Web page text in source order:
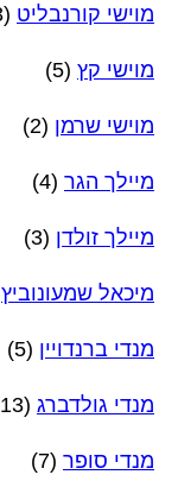
מוישי קורנבליט (3)
מוישי קץ (5)
מוישי שרמן (2)
מיילך הגר (4)
מיילך זולדן (3)
מיכאל שמעונוביץ
מנדי ברנדויין (5)
מנדי גולדברג (13)
מנדי סופר (7)